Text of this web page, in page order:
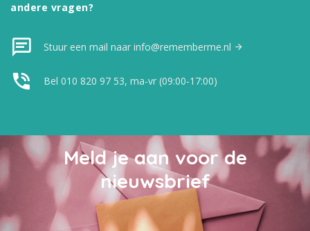
andere vragen?
Stuur een mail naar info@rememberme.nl
Bel 010 820 97 53, ma-vr (09:00-17:00)
Meld je aan voor de
nieuwsbrief